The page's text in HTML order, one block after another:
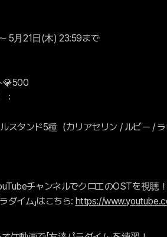
5月21日(木) 23:59まで
💎500
スタンド5種（カリアセリン / ルビー /
チャンネルでクロエのOSTを視聴
ダイム」はこちら: https://